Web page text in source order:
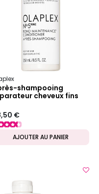
shampooing
cheveux fins
€
AJOUTER AU PANIER